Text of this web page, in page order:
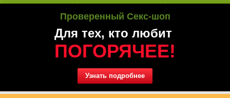
Проверенный Секс-шоп
Для тех, кто любит
ПОГОРЯЧЕЕ!
Узнать подробнее